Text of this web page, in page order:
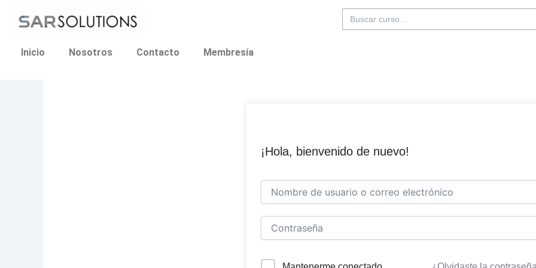
Buscar:
Inicio Nosotros Contacto Membresía
¡Hola, bienvenido de nuevo!